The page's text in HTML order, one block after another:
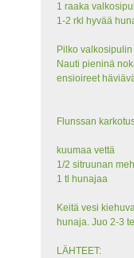
1 raaka
1-2 rkl hyvää
Pilko
Nauti pieninä
ensioireet
Flunssan
kuumaa vettä
1/2 sitruunan
1 tl hunajaa
Keitä vesi
hunaja. Juo 2-3
LÄHTEET: